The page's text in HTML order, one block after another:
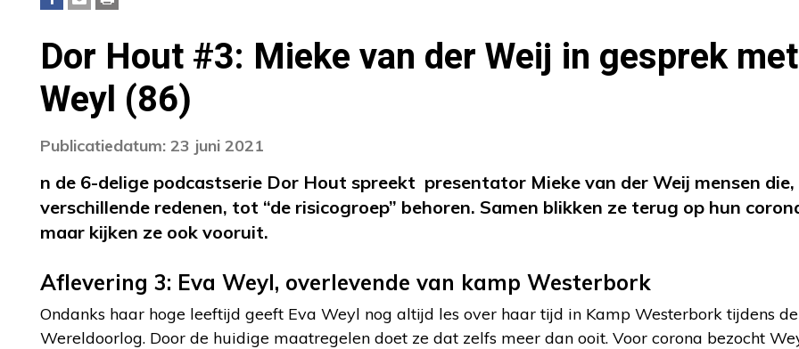
Dor Hout #3: Mieke van der Weij in gesprek
Weyl (86)
Publicatiedatum: 23 juni 2021
n de 6-delige podcastserie Dor Hout spreekt presentator Mieke van der Weij mensen die,
verschillende redenen, tot “de risicogroep” behoren. Samen blikken ze terug op hun
maar kijken ze ook vooruit.
Aflevering 3: Eva Weyl, overlevende van kamp Westerbork
Ondanks haar hoge leeftijd geeft Eva Weyl nog altijd les over haar tijd in Kamp Westerbork tijdens
Wereldoorlog. Door de huidige maatregelen doet ze dat zelfs meer dan ooit. Voor corona bezocht